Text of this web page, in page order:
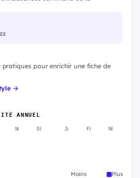
pratiques pour enrichir une fiche de
→
ANNUEL
NOV. DÉC. JANV. FÉVR. MARS
Moins Plus